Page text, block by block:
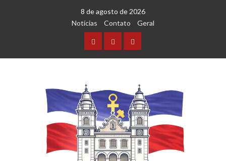
8 de agosto de 2026
Notícias
Contato Geral